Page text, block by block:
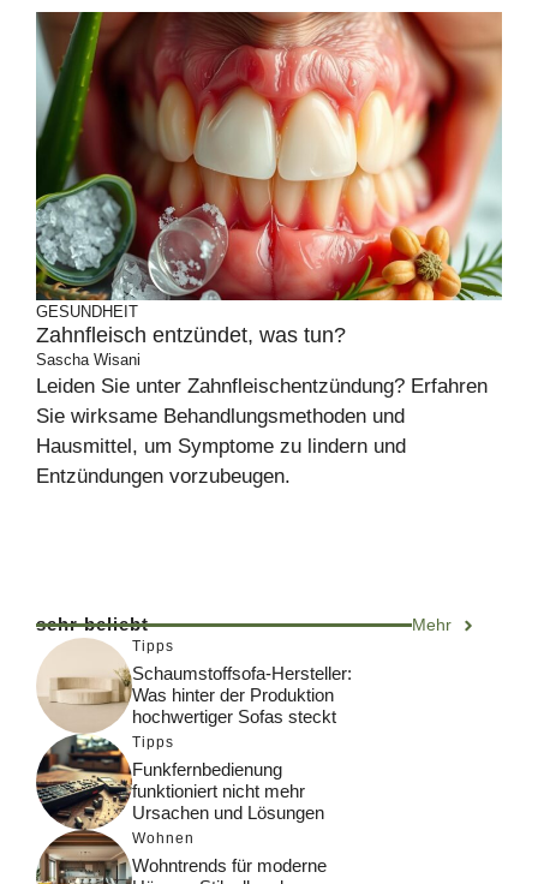
GESUNDHEIT
Zahnfleisch entzündet, was tun?
Sascha Wisani
Leiden Sie unter Zahnfleischentzündung? Erfahren
Sie wirksame Behandlungsmethoden und
Hausmittel, um Symptome zu lindern und
Entzündungen vorzubeugen.
sehr beliebt Mehr
Tipps
Schaumstoffsofa-Hersteller:
Was hinter der Produktion
hochwertiger Sofas steckt
Tipps
Funkfernbedienung
funktioniert nicht mehr
Ursachen und Lösungen
Wohnen
Wohntrends für moderne